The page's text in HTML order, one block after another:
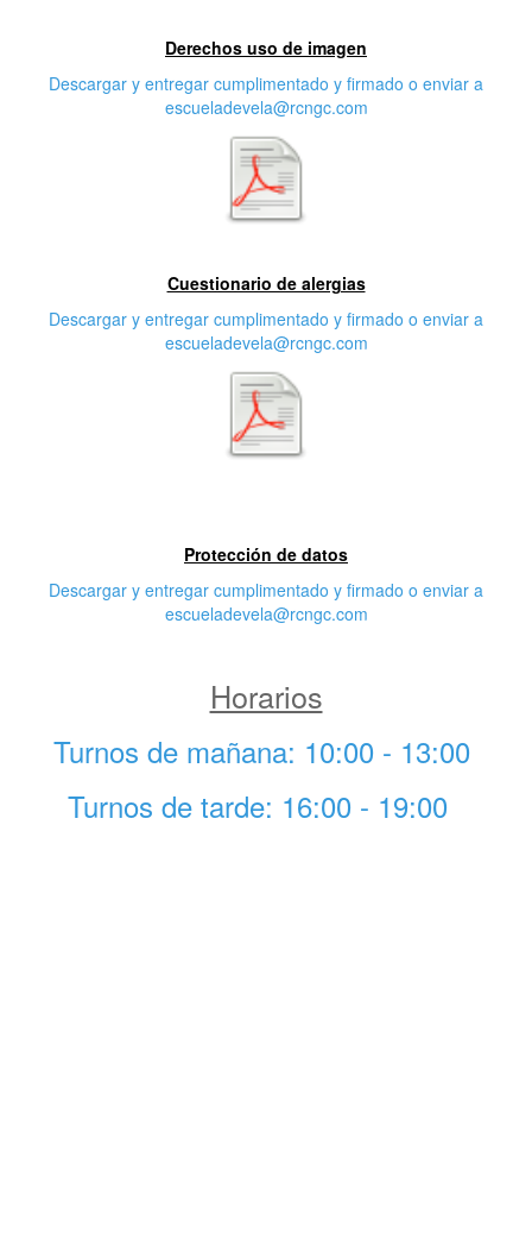
Derechos uso de imagen
Descargar y entregar cumplimentado y firmado o enviar a
escueladevela@rcngc.com
Cuestionario de alergias
Descargar y entregar cumplimentado y firmado o enviar a
escueladevela@rcngc.com
Protección de datos
Descargar y entregar cumplimentado y firmado o enviar a
escueladevela@rcngc.com
Horarios
Turnos de mañana: 10:00 - 13:00
Turnos de tarde: 16:00 - 19:00